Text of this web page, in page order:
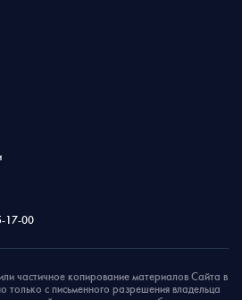
17-00
частичное копирование материалов Сайта в
только с письменного разрешения владельца